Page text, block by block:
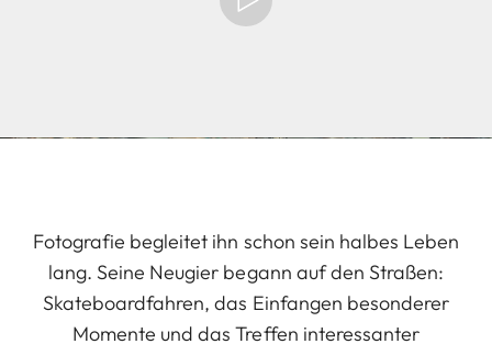
Fotografie begleitet ihn schon sein halbes Leben
lang. Seine Neugier begann auf den Straßen:
Skateboardfahren, das Einfangen besonderer
Momente und das Treffen interessanter